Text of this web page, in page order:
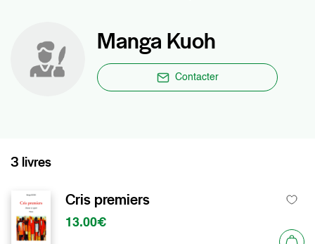
Manga Kuoh
Contacter
3 livres
Cris premiers
13.00€